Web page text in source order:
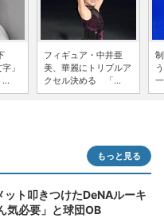
」
フィギュア・中井亜
美、華麗にトリプルア
クセル決める 「...
もっと見る
ト叩きつけたDeNAルーキ
気必要」と球団OB